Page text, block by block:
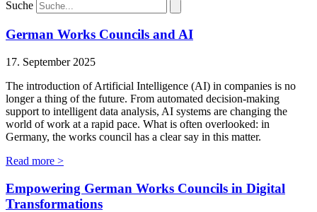
Suche
German Works Councils and AI
17. September 2025
The introduction of Artificial Intelligence (AI) in companies is no
longer a thing of the future. From automated decision-making
support to intelligent data analysis, AI systems are changing the
world of work at a rapid pace. What is often overlooked: in
Germany, the works council has a clear say in this matter.
Read more >
Empowering German Works Councils in Digital
Transformations